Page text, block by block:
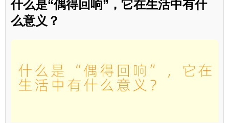
什么是“偶得回响”，它在生活中有什
么意义？